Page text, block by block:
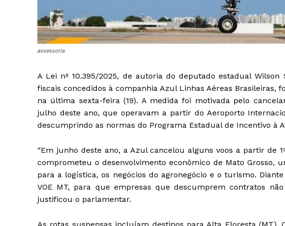
assessoria
A Lei nº 10.395/2025, de autoria do deputado estadual Wilson
fiscais concedidos à companhia Azul Linhas Aéreas Brasileiras,
na última sexta-feira (19). A medida foi motivada pelo
julho deste ano, que operavam a partir do Aeroporto
descumprindo as normas do Programa Estadual de Incentivo à
“Em junho deste ano, a Azul cancelou alguns voos a partir de
comprometeu o desenvolvimento econômico de Mato Grosso,
para a logística, os negócios do agronegócio e o turismo.
VOE MT, para que empresas que descumprem contratos
justificou o parlamentar.